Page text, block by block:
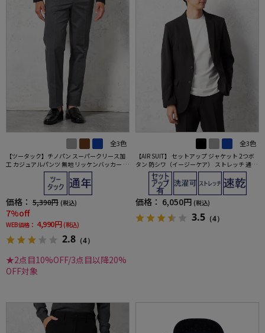
全3色
【ツータック】チノパン スーパークリース加
工 カジュアルパンツ 無地 リッケンバッカー 通
価格： 5,390円 (税込)
7%off
WEB価格： 4,990円 (税込)
2.8 （4）
★2点目10%OFF/3点目以降20%
OFF対象
全3色
【AIR SUIT】 セットアップ ジャケット 2つボ
タン 防シワ（イージーケア） ストレッチ 通年
吸汗速乾 UVカット
価格： 6,050円 (税込)
3.5 （4）